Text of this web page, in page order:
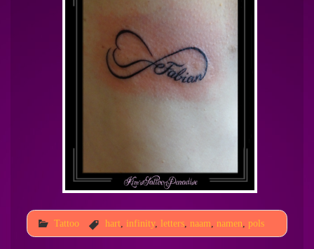
Tattoo hart, infinity, letters, naam namen pols